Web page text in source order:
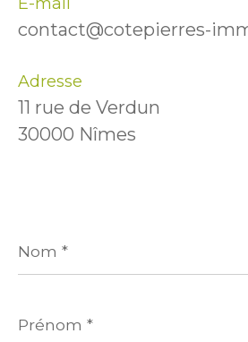
contact@cotepierres-
Adresse
11 rue de Verdun
30000 Nîmes
*
*